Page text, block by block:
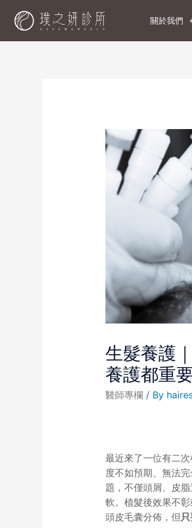
關於我們
生髮養護
養護都重
醫師專欄/ By
最近來了一位有二
度不如預期、無法
題，不僅頭屑、皮
軟。植髮後效果不
頭皮毛囊分佈，但